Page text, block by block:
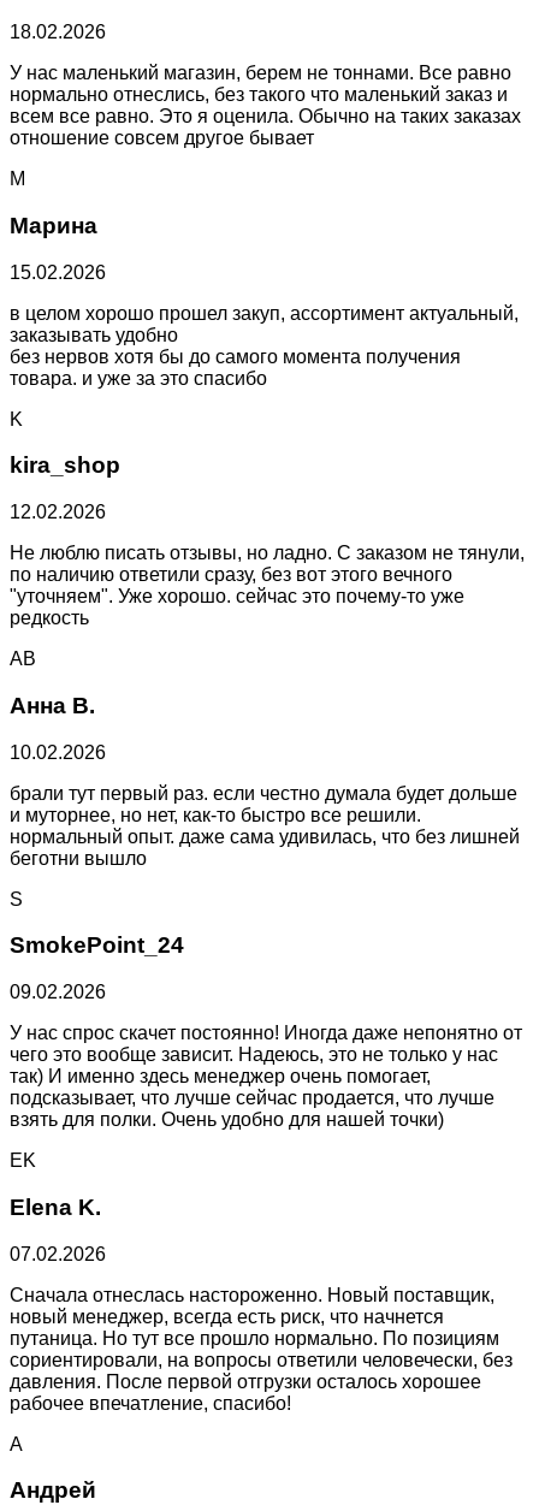
18.02.2026
У нас маленький магазин, берем не тоннами. Все равно
нормально отнеслись, без такого что маленький заказ и
всем все равно. Это я оценила. Обычно на таких заказах
отношение совсем другое бывает
М
Марина
15.02.2026
в целом хорошо прошел закуп, ассортимент актуальный,
заказывать удобно
без нервов хотя бы до самого момента получения
товара. и уже за это спасибо
K
kira_shop
12.02.2026
Не люблю писать отзывы, но ладно. С заказом не тянули,
по наличию ответили сразу, без вот этого вечного
"уточняем". Уже хорошо. сейчас это почему-то уже
редкость
АВ
Анна В.
10.02.2026
брали тут первый раз. если честно думала будет дольше
и муторнее, но нет, как-то быстро все решили.
нормальный опыт. даже сама удивилась, что без лишней
беготни вышло
S
SmokePoint_24
09.02.2026
У нас спрос скачет постоянно! Иногда даже непонятно от
чего это вообще зависит. Надеюсь, это не только у нас
так) И именно здесь менеджер очень помогает,
подсказывает, что лучше сейчас продается, что лучше
взять для полки. Очень удобно для нашей точки)
EK
Elena K.
07.02.2026
Сначала отнеслась настороженно. Новый поставщик,
новый менеджер, всегда есть риск, что начнется
путаница. Но тут все прошло нормально. По позициям
сориентировали, на вопросы ответили человечески, без
давления. После первой отгрузки осталось хорошее
рабочее впечатление, спасибо!
А
Андрей